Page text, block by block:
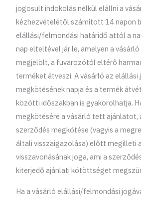
jogosult indokolás nélkül elállni a
kézhezvételétől számított 14 napon
elállási/felmondási határidő attól a
nap elteltével jár le, amelyen a
megjelölt, a fuvarozótól eltérő
terméket átveszi. A vásárló az elállási
megkötésének napja és a termék
közötti időszakban is gyakorolhatja.
megkötésére a vásárló tett ajánlatot,
szerződés megkötése (vagyis a
általi visszaigazolása) előtt megilleti
visszavonásának joga, ami a
kiterjedő ajánlati kötöttséget
Ha a vásárló elállási/felmondási